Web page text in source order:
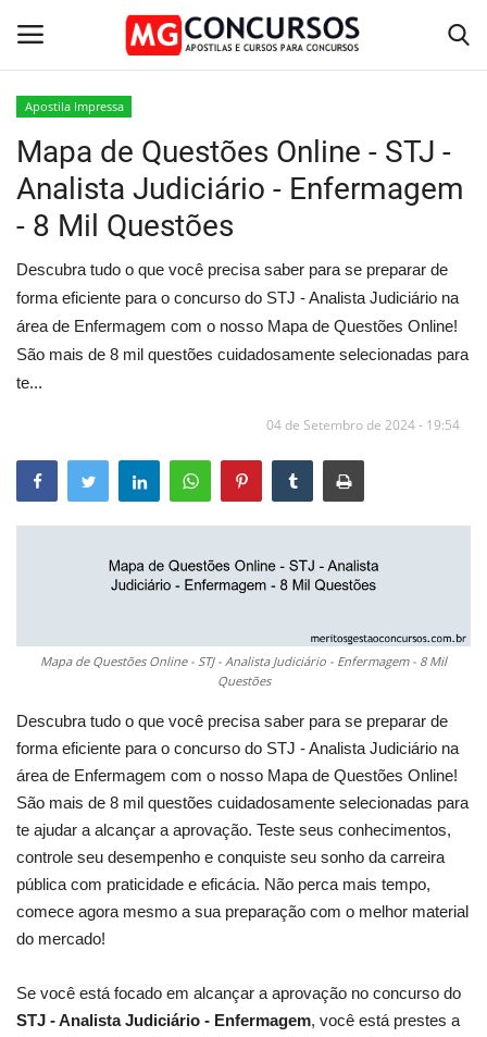
Home
Apostilas PDF
Apostila Impressa
Cursos Online
Combo Apostilas
Apostila Impressa
Mapa de Questões Online - STJ -
Analista Judiciário - Enfermagem
- 8 Mil Questões
Descubra tudo o que você precisa saber para se preparar de
forma eficiente para o concurso do STJ - Analista Judiciário na
área de Enfermagem com o nosso Mapa de Questões Online!
São mais de 8 mil questões cuidadosamente selecionadas para
te...
04 de Setembro de 2024 - 19:54
Mapa de Questões Online - STJ - Analista Judiciário - Enfermagem - 8 Mil
Questões
Descubra tudo o que você precisa saber para se preparar de
forma eficiente para o concurso do STJ - Analista Judiciário na
área de Enfermagem com o nosso Mapa de Questões Online!
São mais de 8 mil questões cuidadosamente selecionadas para
te ajudar a alcançar a aprovação. Teste seus conhecimentos,
controle seu desempenho e conquiste seu sonho da carreira
pública com praticidade e eficácia. Não perca mais tempo,
comece agora mesmo a sua preparação com o melhor material
do mercado!
Se você está focado em alcançar a aprovação no concurso do
STJ - Analista Judiciário - Enfermagem, você está prestes a